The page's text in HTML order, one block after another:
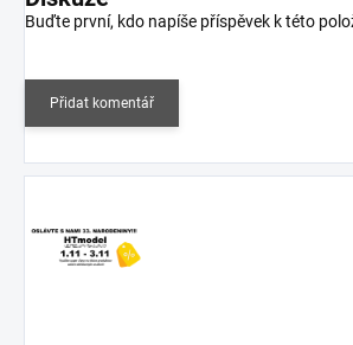
Buďte první, kdo napíše příspěvek k této
Přidat komentář